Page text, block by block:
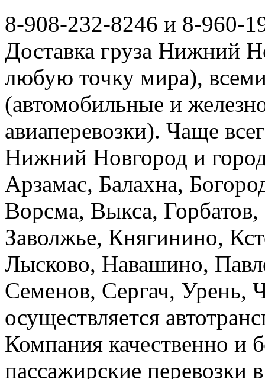
8-908-232-8246 и 8-960-
Доставка груза Нижний
любую точку мира),
(автомобильные и
авиаперевозки). Чаще
Нижний Новгород и
Арзамас, Балахна,
Ворсма, Выкса,
Заволжье, Княгинино,
Лысково, Навашино,
Семенов, Сергач, Урень,
осуществляется
Компания качественно и
пассажирские